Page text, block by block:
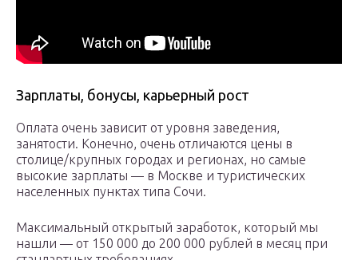
Зарплаты, бонусы, карьерный рост
Оплата очень зависит от уровня заведения,
занятости. Конечно, очень отличаются цены в
столице/крупных городах и регионах, но самые
высокие зарплаты — в Москве и туристических
населенных пунктах типа Сочи.
Максимальный открытый заработок, который мы
нашли — от 150 000 до 200 000 рублей в месяц при